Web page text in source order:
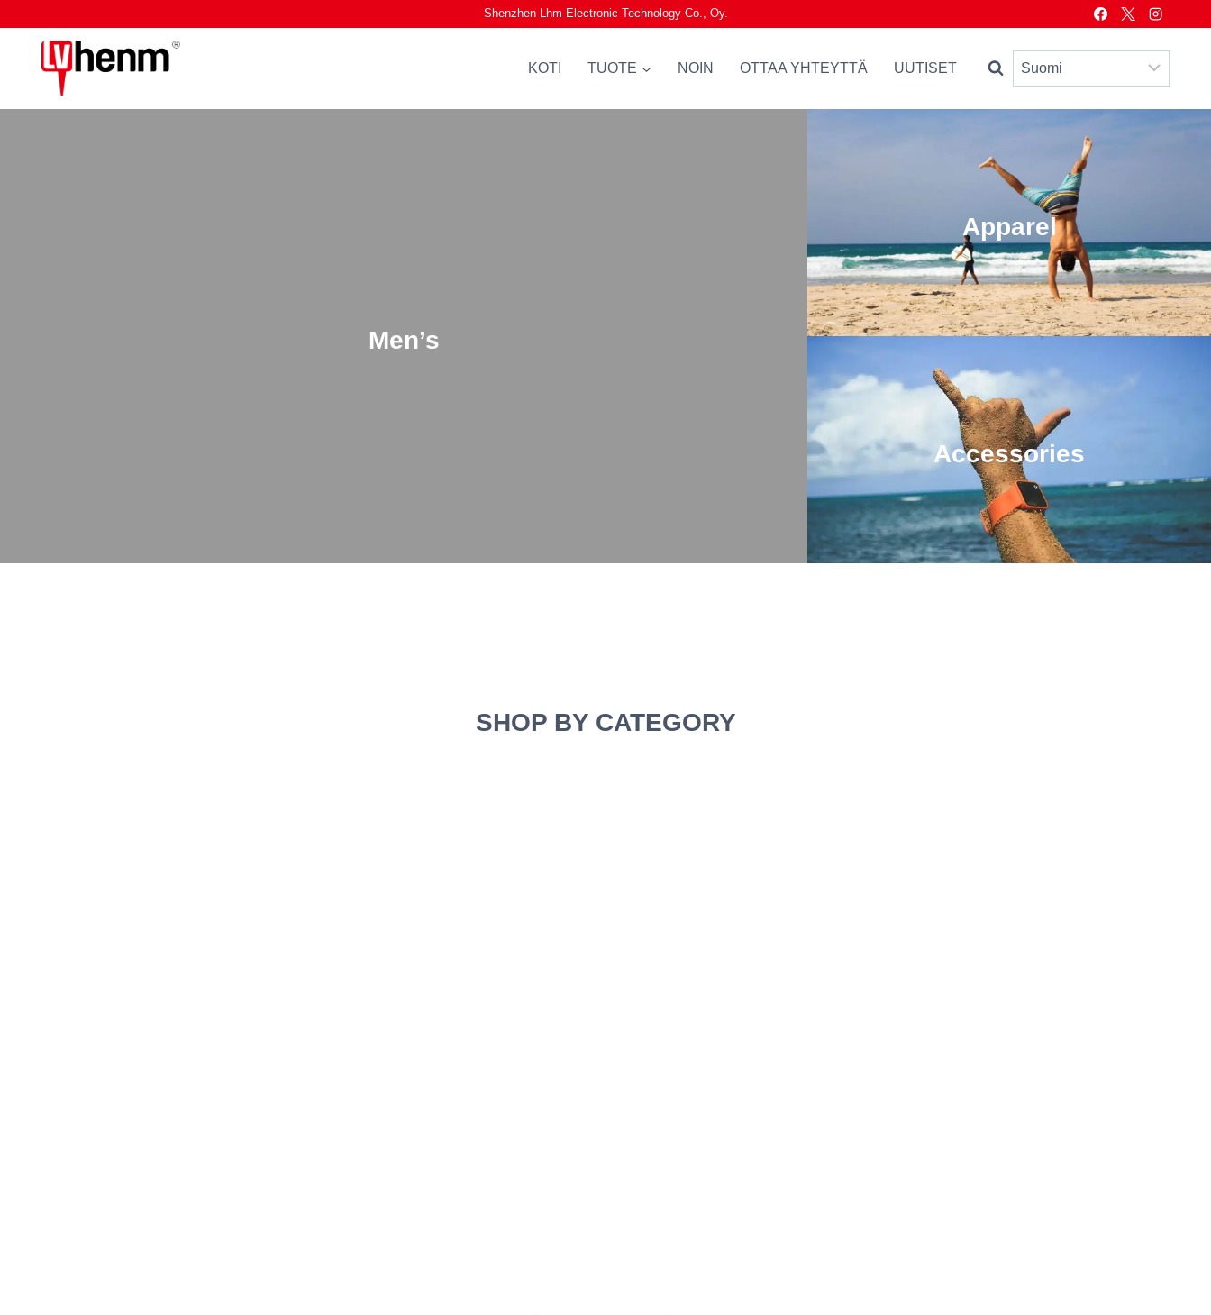
sisältöön
Shenzhen Lhm Electronic Technology Co., Oy.
KOTI TUOTE NOIN OTTAA YHTEYTTÄ UUTISET
Men’s
Apparel
Accessories
SHOP BY CATEGORY